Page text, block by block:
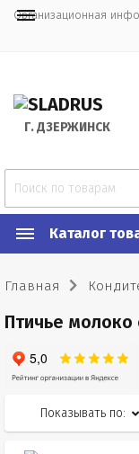
Организационная
Г. ДЗЕРЖИНСК
Каталог
Главная
Птичье молоко
Показывать по: